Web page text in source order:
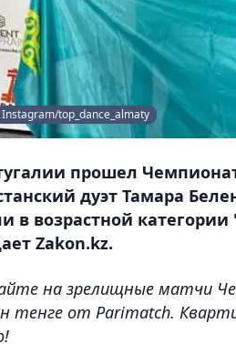
top_dance_almaty
прошел
дуэт Тамара
в возрастной
Zakon.kz.
на зрелищные матчи
тенге от Parimatch.